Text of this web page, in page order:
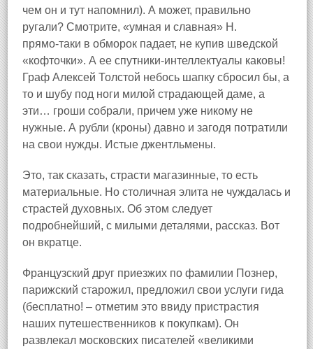
чем он и тут напомнил). А может, правильно
ругали? Смотрите, «умная и славная» Н.
прямо‑таки в обморок падает, не купив шведской
«кофточки». А ее спутники‑интеллектуалы каковы!
Граф Алексей Толстой небось шапку сбросил бы, а
то и шубу под ноги милой страдающей даме, а
эти… гроши собрали, причем уже никому не
нужные. А рубли (кроны) давно и загодя потратили
на свои нужды. Истые джентльмены.
Это, так сказать, страсти магазинные, то есть
материальные. Но столичная элита не чуждалась и
страстей духовных. Об этом следует
подробнейший, с милыми деталями, рассказ. Вот
он вкратце.
Французский друг приезжих по фамилии Познер,
парижский старожил, предложил свои услуги гида
(бесплатно! – отметим это ввиду пристрастия
наших путешественников к покупкам). Он
развлекал московских писателей «великими